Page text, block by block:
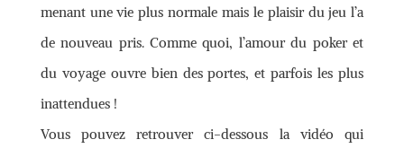
menant une vie plus normale mais le plaisir du jeu l’a
de nouveau pris. Comme quoi, l’amour du poker et
du voyage ouvre bien des portes, et parfois les plus
inattendues !
Vous pouvez retrouver ci-dessous la vidéo qui